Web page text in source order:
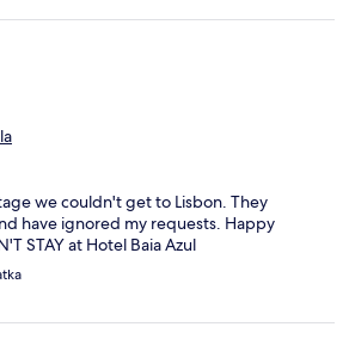
we couldn't get to Lisbon. They
have ignored my requests. Happy
STAY at Hotel Baia Azul